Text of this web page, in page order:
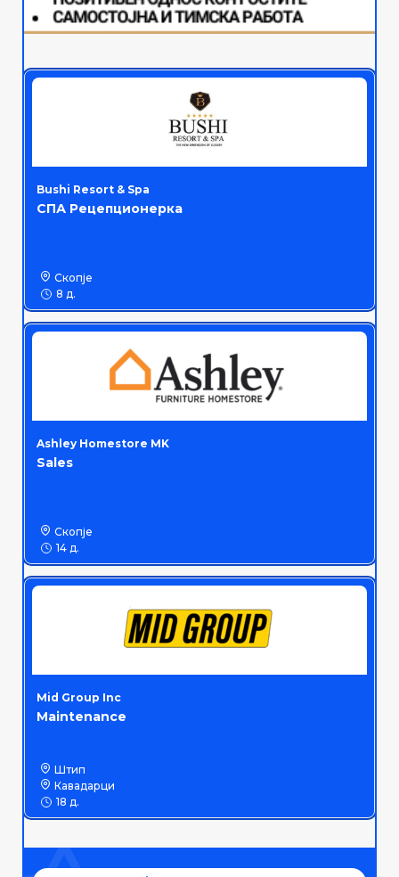
Bushi Resort & Spa
СПА Рецепционерка
Скопје
8 д.
Ashley Homestore MK
Sales
Скопје
14 д.
Mid Group Inc
Maintenance
Штип
Кавадарци
18 д.